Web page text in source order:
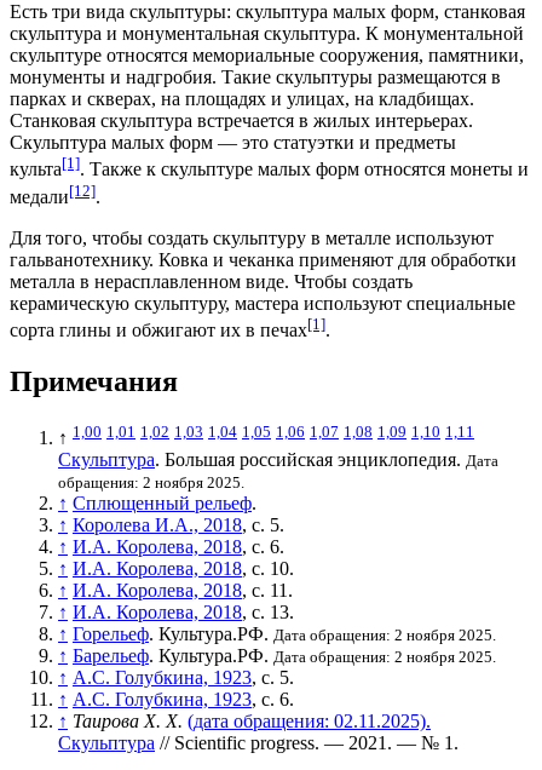
Есть три вида скульптуры: скульптура малых форм, станковая
скульптура и монументальная скульптура. К монументальной
скульптуре относятся мемориальные сооружения, памятники,
монументы и надгробия. Такие скульптуры размещаются в
парках и скверах, на площадях и улицах, на кладбищах.
Станковая скульптура встречается в жилых интерьерах.
Скульптура малых форм — это статуэтки и предметы
культа[1]. Также к скульптуре малых форм относятся монеты и
медали[12].
Для того, чтобы создать скульптуру в металле используют
гальванотехнику. Ковка и чеканка применяют для обработки
металла в нерасплавленном виде. Чтобы создать
керамическую скульптуру, мастера используют специальные
сорта глины и обжигают их в печах[1].
Примечания
↑ 1,00 1,01 1,02 1,03 1,04 1,05 1,06 1,07 1,08 1,09 1,10 1,11
Скульптура. Большая российская энциклопедия. Дата
обращения: 2 ноября 2025.
↑ Сплющенный рельеф.
↑ Королева И.А., 2018, с. 5.
↑ И.А. Королева, 2018, с. 6.
↑ И.А. Королева, 2018, с. 10.
↑ И.А. Королева, 2018, с. 11.
↑ И.А. Королева, 2018, с. 13.
↑ Горельеф. Культура.РФ. Дата обращения: 2 ноября 2025.
↑ Барельеф. Культура.РФ. Дата обращения: 2 ноября 2025.
↑ А.С. Голубкина, 1923, с. 5.
↑ А.С. Голубкина, 1923, с. 6.
↑ Таирова Х. Х. (дата обращения: 02.11.2025).
Скульптура // Scientific progress. — 2021. — № 1.